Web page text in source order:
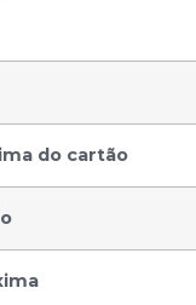
do cartão